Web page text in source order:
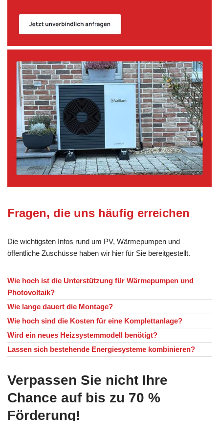
Fragen, die uns häufig erreichen
Die wichtigsten Infos rund um PV, Wärmepumpen und
öffentliche Zuschüsse haben wir hier für Sie bereitgestellt.
Wie hoch ist die Unterstützung für Wärmepumpen und
Photovoltaik?
Wie lange dauert die Montage?
Wie hoch sind die Kosten für eine Komplettanlage?
Wird ein neues Heizsystemmodell benötigt?
Lassen sich bestehende Energiesysteme kombinieren?
Verpassen Sie nicht Ihre
Chance auf bis zu 70 %
Förderung!